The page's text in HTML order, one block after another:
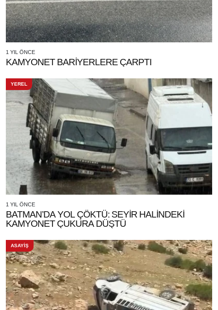
1 YIL ÖNCE
KAMYONET BARİYERLERE ÇARPTI
YEREL
1 YIL ÖNCE
BATMAN’DA YOL ÇÖKTÜ: SEYİR HALİNDEKİ
KAMYONET ÇUKURA DÜŞTÜ
ASAYİŞ